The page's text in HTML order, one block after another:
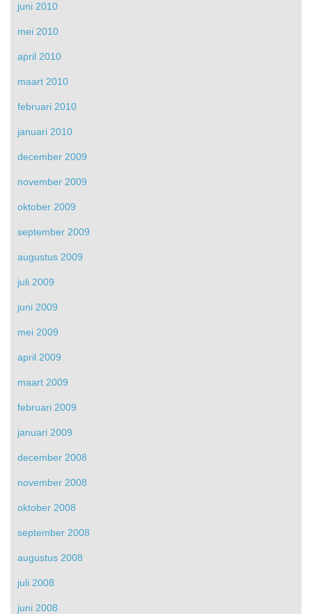
juni 2010
mei 2010
april 2010
maart 2010
februari 2010
januari 2010
december 2009
november 2009
oktober 2009
september 2009
augustus 2009
juli 2009
juni 2009
mei 2009
april 2009
maart 2009
februari 2009
januari 2009
december 2008
november 2008
oktober 2008
september 2008
augustus 2008
juli 2008
juni 2008